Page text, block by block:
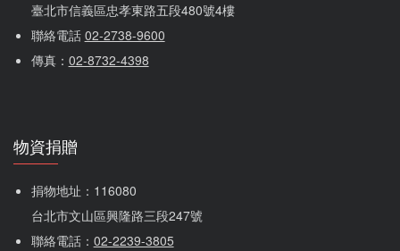
臺北市信義區忠孝東路五段480號4樓
聯絡電話 02-2738-9600
傳真： 02-8732-4398
物資捐贈
捐物地址：116080
台北市文山區興隆路三段247號
聯絡電話： 02-2239-3805